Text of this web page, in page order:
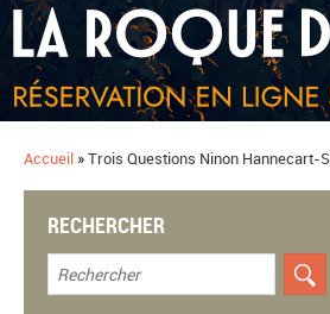
Accueil »Trois Questions Ninon Hannecart-
RECHERCHER